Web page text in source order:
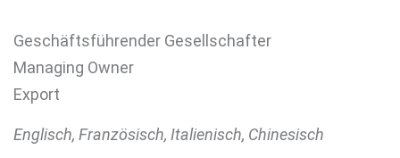
Geschäftsführender Gesellschafter
Managing Owner
Export
Englisch, Französisch, Italienisch, Chinesisch